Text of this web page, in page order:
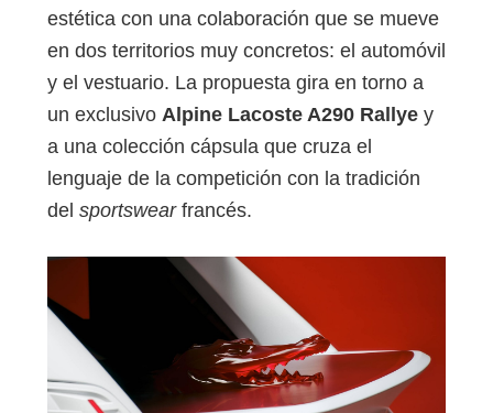
estética con una colaboración que se mueve
en dos territorios muy concretos: el automóvil
y el vestuario. La propuesta gira en torno a
un exclusivo Alpine Lacoste A290 Rallye y
a una colección cápsula que cruza el
lenguaje de la competición con la tradición
del sportswearfrancés.